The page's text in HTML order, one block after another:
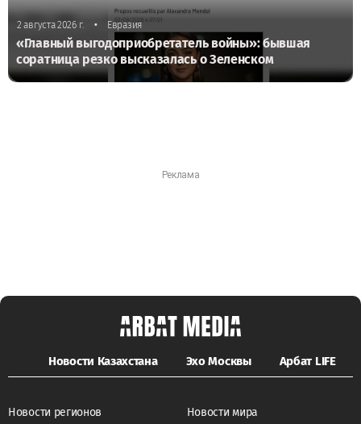
2 августа 2026 г. • Евразия
«Главный выгодоприобретатель войны»: бывшая
соратница резко высказалась о Зеленском
Новости Казахстана Эхо Москвы Арбат LIFE
Новости регионов
Новости мира